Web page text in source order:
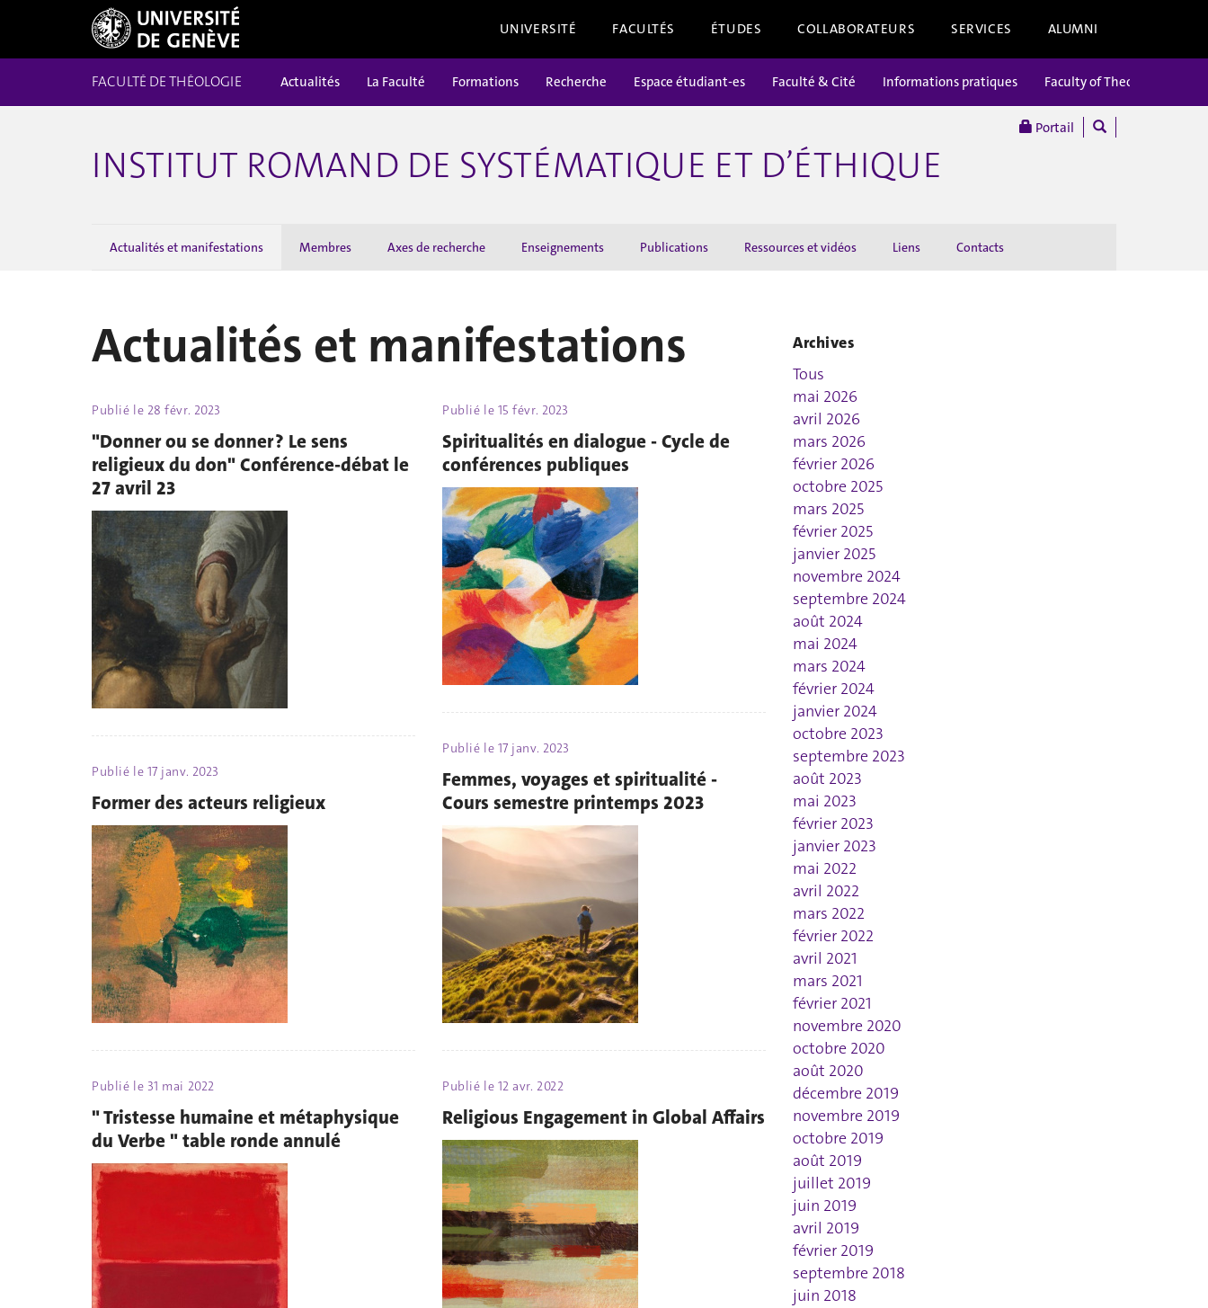
UNIVERSITÉ FACULTÉS ÉTUDES COLLABORATEURS SERVICES ALUMNI
Portail
FACULTÉ DE THÉOLOGIE Actualités La Faculté Formations Recherche Espace étudiant-es Faculté & Cité Informations pratiques Faculty of Theology
INSTITUT ROMAND DE SYSTÉMATIQUE ET D’ÉTHIQUE
Actualités et manifestations Membres Axes de recherche Enseignements Publications Ressources et vidéos Liens Contacts
Actualités et manifestations
Publié le 28 févr. 2023
"Donner ou se donner ? Le sens
religieux du don" Conférence-débat le
27 avril 23
Publié le 15 févr. 2023
Spiritualités en dialogue - Cycle de
conférences publiques
Publié le 17 janv. 2023
Femmes, voyages et spiritualité -
Cours semestre printemps 2023
Publié le 17 janv. 2023
Former des acteurs religieux
Publié le 31 mai 2022
" Tristesse humaine et métaphysique
du Verbe " table ronde annulé
Publié le 12 avr. 2022
Religious Engagement in Global Affairs
Archives
Tous
mai 2026
avril 2026
mars 2026
février 2026
octobre 2025
mars 2025
février 2025
janvier 2025
novembre 2024
septembre 2024
août 2024
mai 2024
mars 2024
février 2024
janvier 2024
octobre 2023
septembre 2023
août 2023
mai 2023
février 2023
janvier 2023
mai 2022
avril 2022
mars 2022
février 2022
avril 2021
mars 2021
février 2021
novembre 2020
octobre 2020
août 2020
décembre 2019
novembre 2019
octobre 2019
août 2019
juillet 2019
juin 2019
avril 2019
février 2019
septembre 2018
juin 2018